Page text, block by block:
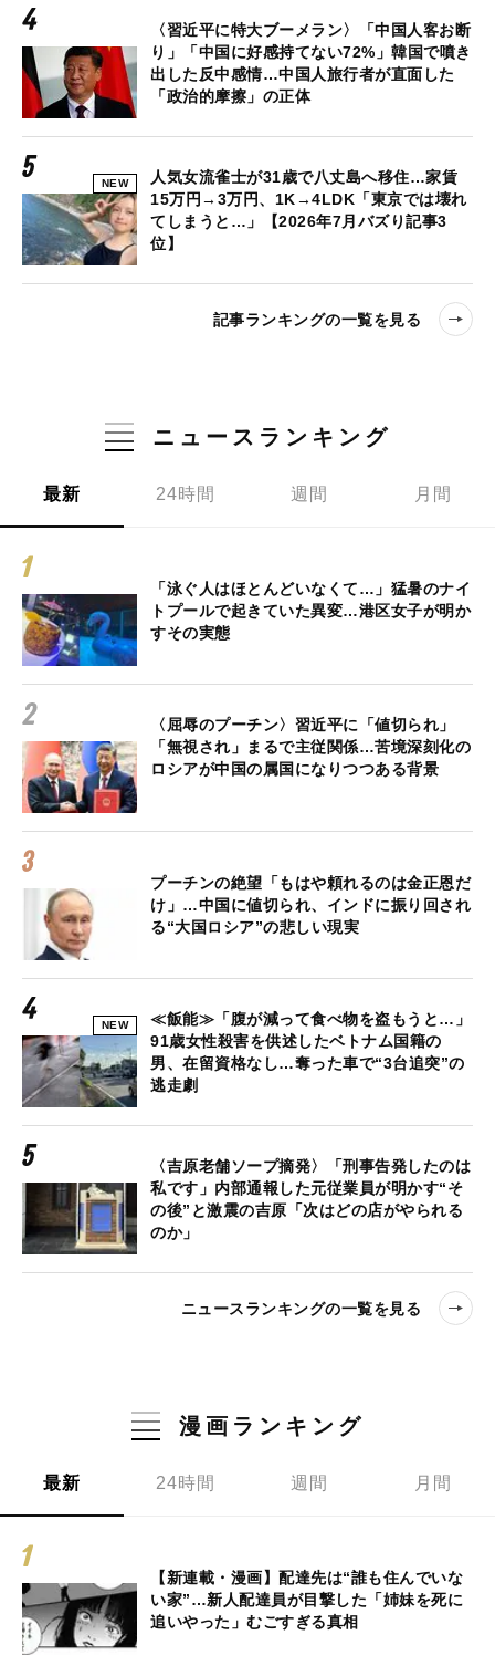
〈習近平に特大ブーメラン〉「中国人客お断
り」「中国に好感持てない72%」韓国で噴き
出した反中感情…中国人旅行者が直面した
「政治的摩擦」の正体
NEW
人気女流雀士が31歳で八丈島へ移住…家賃
15万円→3万円、1K→4LDK「東京では壊れ
てしまうと…」【2026年7月バズり記事3
位】
記事ランキングの一覧を見る
ニュースランキング
最新 24時間 週間 月間
「泳ぐ人はほとんどいなくて…」猛暑のナイ
トプールで起きていた異変…港区女子が明か
すその実態
〈屈辱のプーチン〉習近平に「値切られ」
「無視され」まるで主従関係…苦境深刻化の
ロシアが中国の属国になりつつある背景
プーチンの絶望「もはや頼れるのは金正恩だ
け」…中国に値切られ、インドに振り回され
る“大国ロシア”の悲しい現実
NEW
≪飯能≫「腹が減って食べ物を盗もうと…」
91歳女性殺害を供述したベトナム国籍の
男、在留資格なし…奪った車で“3台追突”の
逃走劇
〈吉原老舗ソープ摘発〉「刑事告発したのは
私です」内部通報した元従業員が明かす“そ
の後”と激震の吉原「次はどの店がやられる
のか」
ニュースランキングの一覧を見る
漫画ランキング
最新 24時間 週間 月間
【新連載・漫画】配達先は“誰も住んでいな
い家”…新人配達員が目撃した「姉妹を死に
追いやった」むごすぎる真相